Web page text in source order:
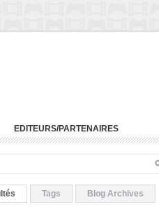
EDITEURS/PARTENAIRES
Tags Blog Archives